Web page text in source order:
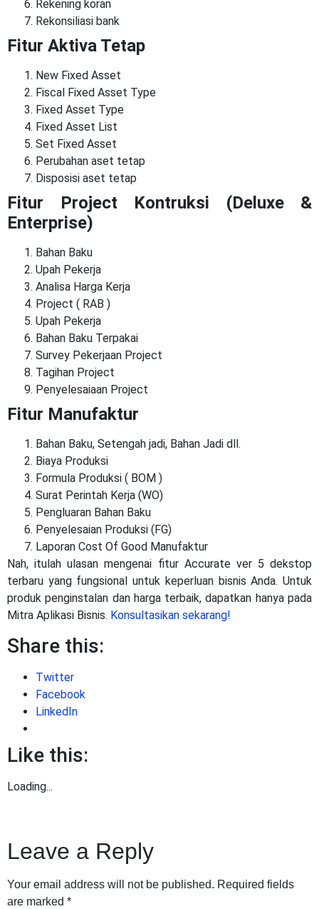
Rekening koran
Rekonsiliasi bank
Fitur Aktiva Tetap
New Fixed Asset
Fiscal Fixed Asset Type
Fixed Asset Type
Fixed Asset List
Set Fixed Asset
Perubahan aset tetap
Disposisi aset tetap
Fitur Project Kontruksi (Deluxe &
Enterprise)
Bahan Baku
Upah Pekerja
Analisa Harga Kerja
Project ( RAB )
Upah Pekerja
Bahan Baku Terpakai
Survey Pekerjaan Project
Tagihan Project
Penyelesaiaan Project
Fitur Manufaktur
Bahan Baku, Setengah jadi, Bahan Jadi dll.
Biaya Produksi
Formula Produksi ( BOM )
Surat Perintah Kerja (WO)
Pengluaran Bahan Baku
Penyelesaian Produksi (FG)
Laporan Cost Of Good Manufaktur
Nah, itulah ulasan mengenai fitur Accurate ver 5 dekstop
terbaru yang fungsional untuk keperluan bisnis Anda. Untuk
produk penginstalan dan harga terbaik, dapatkan hanya pada
Mitra Aplikasi Bisnis. Konsultasikan sekarang!
Share this:
Twitter
Facebook
LinkedIn
Like this:
Loading...
Leave a Reply
Your email address will not be published. Required fields
are marked *